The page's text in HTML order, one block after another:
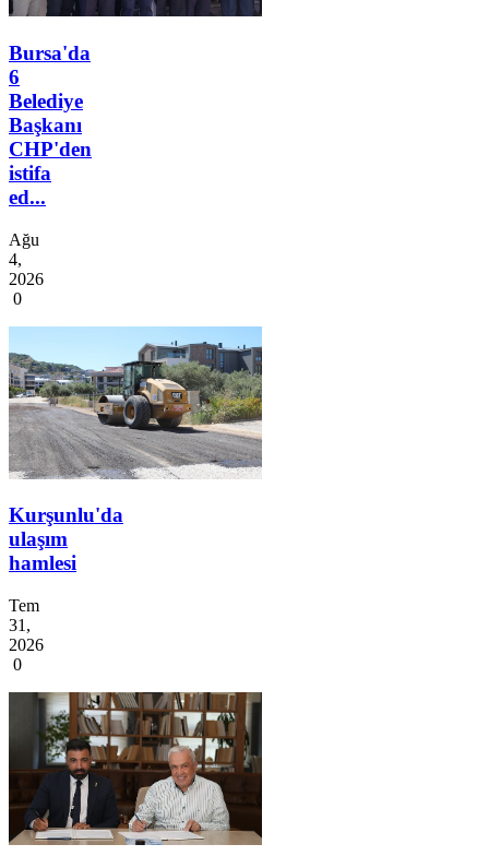
Bursa'da
6
Belediye
Başkanı
CHP'den
istifa
ed...
Ağu
4,
2026
0
Kurşunlu'da
ulaşım
hamlesi
Tem
31,
2026
0